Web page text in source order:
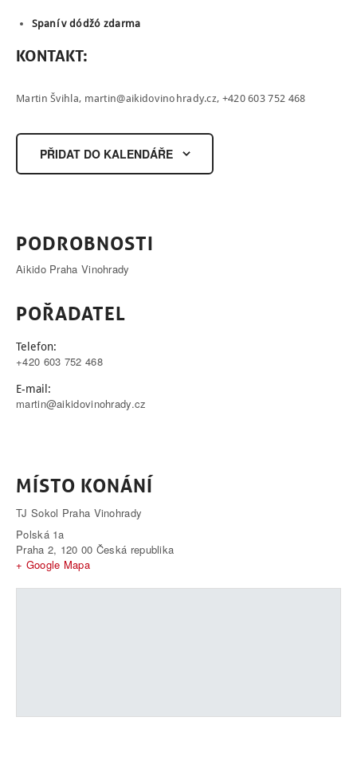
Spaní v dódžó zdarma
KONTAKT:
Martin Švihla, martin@aikidovinohrady.cz, +420 603 752 468
PŘIDAT DO KALENDÁŘE
PODROBNOSTI
Aikido Praha Vinohrady
POŘADATEL
Telefon:
+420 603 752 468
E-mail:
martin@aikidovinohrady.cz
MÍSTO KONÁNÍ
TJ Sokol Praha Vinohrady
Polská 1a
Praha 2, 120 00 Česká republika
+ Google Mapa